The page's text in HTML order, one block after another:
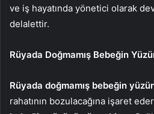
ve iş hayatında yönetici olarak
delalettir.
Rüyada Doğmamış Bebeğin
Rüyada doğmamış bebeğin
rahatının bozulacağına işaret